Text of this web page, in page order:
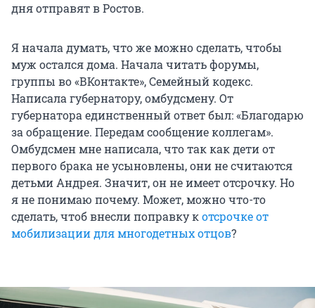
дня отправят в Ростов.
Я начала думать, что же можно сделать, чтобы
муж остался дома. Начала читать форумы,
группы во «ВКонтакте», Семейный кодекс.
Написала губернатору, омбудсмену. От
губернатора единственный ответ был: «Благодарю
за обращение. Передам сообщение коллегам».
Омбудсмен мне написала, что так как дети от
первого брака не усыновлены, они не считаются
детьми Андрея. Значит, он не имеет отсрочку. Но
я не понимаю почему. Может, можно что-то
сделать, чтоб внесли поправку котсрочке от
мобилизации для многодетных отцов?